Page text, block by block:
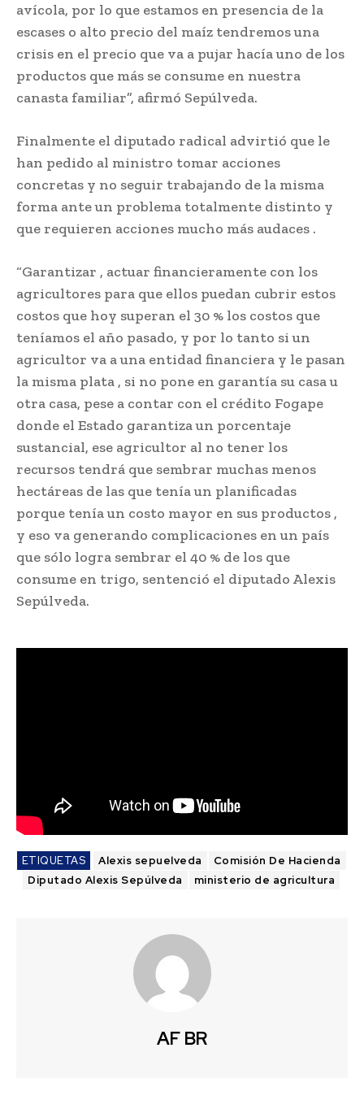
avícola, por lo que estamos en presencia de la
escases o alto precio del maíz tendremos una
crisis en el precio que va a pujar hacía uno de los
productos que más se consume en nuestra
canasta familiar”, afirmó Sepúlveda.
Finalmente el diputado radical advirtió que le
han pedido al ministro tomar acciones
concretas y no seguir trabajando de la misma
forma ante un problema totalmente distinto y
que requieren acciones mucho más audaces .
“Garantizar , actuar financieramente con los
agricultores para que ellos puedan cubrir estos
costos que hoy superan el 30 % los costos que
teníamos el año pasado, y por lo tanto si un
agricultor va a una entidad financiera y le pasan
la misma plata , si no pone en garantía su casa u
otra casa, pese a contar con el crédito Fogape
donde el Estado garantiza un porcentaje
sustancial, ese agricultor al no tener los
recursos tendrá que sembrar muchas menos
hectáreas de las que tenía un planificadas
porque tenía un costo mayor en sus productos ,
y eso va generando complicaciones en un país
que sólo logra sembrar el 40 % de los que
consume en trigo, sentenció el diputado Alexis
Sepúlveda.
ETIQUETAS Alexis sepuelveda
Comisión De Hacienda
Diputado Alexis Sepúlveda
ministerio de agricultura
AF BR